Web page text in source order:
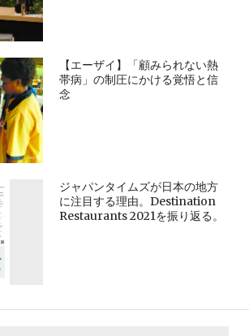
【エーザイ】「顧みられない熱
帯病」の制圧にかける覚悟と信
念
ジャパンタイムズが日本の地方
に注目する理由。Destination
Restaurants 2021を振り返る。